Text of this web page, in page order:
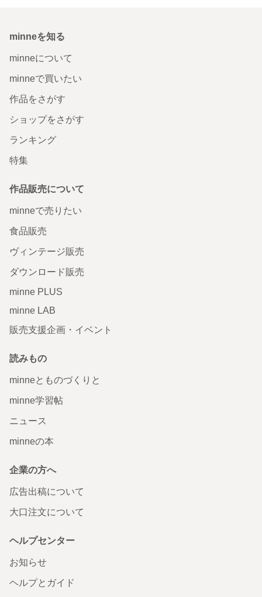
minneを知る
minneについて
minneで買いたい
作品をさがす
ショップをさがす
ランキング
特集
作品販売について
minneで売りたい
食品販売
ヴィンテージ販売
ダウンロード販売
minne PLUS
minne LAB
販売支援企画・イベント
読みもの
minneとものづくりと
minne学習帖
ニュース
minneの本
企業の方へ
広告出稿について
大口注文について
ヘルプセンター
お知らせ
ヘルプとガイド